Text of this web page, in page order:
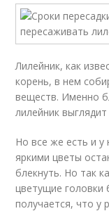
Лилейник, как
корень, в нем
веществ. Именно
лилейник
Но все же есть и у
яркими цветы
блекнуть. Но так
цветущие головки
получается, что у